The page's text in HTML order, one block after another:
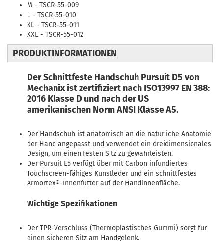
M - TSCR-55-009
L - TSCR-55-010
XL - TSCR-55-011
XXL - TSCR-55-012
PRODUKTINFORMATIONEN
Der Schnittfeste Handschuh Pursuit D5 von
Mechanix ist zertifiziert nach ISO13997 EN 388:
2016 Klasse D und nach der US
amerikanischen Norm ANSI Klasse A5.
Der Handschuh ist anatomisch an die natürliche Anatomie
der Hand angepasst und verwendet ein dreidimensionales
Design, um einen festen Sitz zu gewährleisten.
Der Pursuit E5 verfügt über mit Carbon infundiertes
Touchscreen-fähiges Kunstleder und ein schnittfestes
Armortex®-Innenfutter auf der Handinnenfläche.
Wichtige Spezifikationen
Der TPR-Verschluss (Thermoplastisches Gummi) sorgt für
einen sicheren Sitz am Handgelenk.